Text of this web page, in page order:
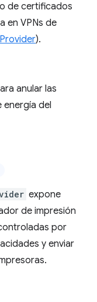
de certificados
en VPNs de
).
anular las
energía del
expone
de impresión
por
y enviar